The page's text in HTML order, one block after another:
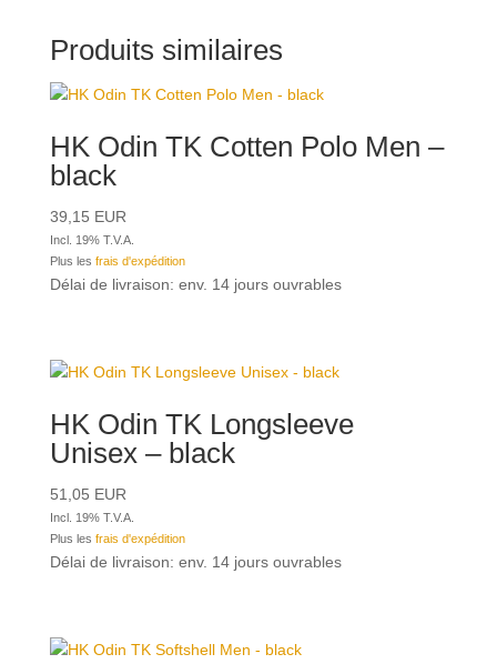
Produits similaires
HK Odin TK Cotten Polo Men –
black
39,15 EUR
Incl. 19% T.V.A.
Plus les frais d'expédition
Délai de livraison: env. 14 jours ouvrables
HK Odin TK Longsleeve
Unisex – black
51,05 EUR
Incl. 19% T.V.A.
Plus les frais d'expédition
Délai de livraison: env. 14 jours ouvrables